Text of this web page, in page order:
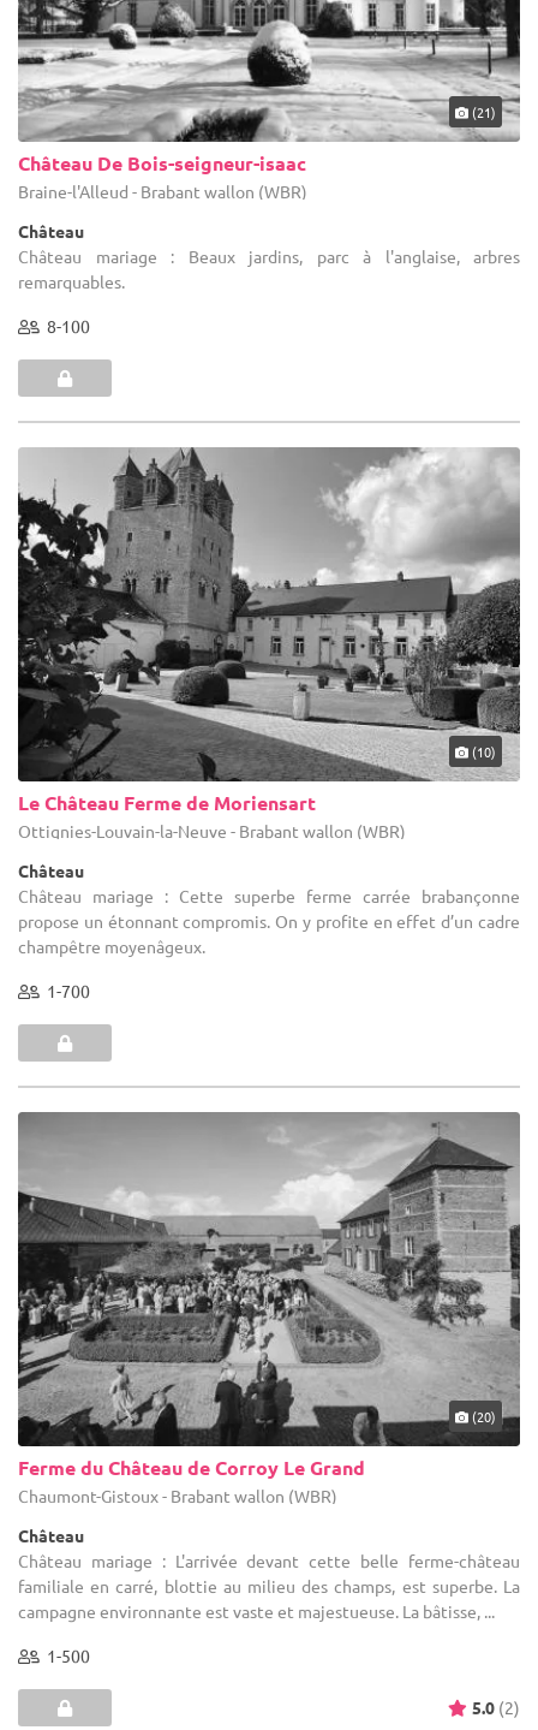
(21)
Château De Bois-seigneur-isaac
Braine-l'Alleud - Brabant wallon (WBR)
Château
Château mariage : Beaux jardins, parc à l'anglaise, arbres
remarquables.
8-100
(10)
Le Château Ferme de Moriensart
Ottignies-Louvain-la-Neuve - Brabant wallon (WBR)
Château
Château mariage : Cette superbe ferme carrée brabançonne
propose un étonnant compromis. On y profite en effet d’un cadre
champêtre moyenâgeux.
1-700
(20)
Ferme du Château de Corroy Le Grand
Chaumont-Gistoux - Brabant wallon (WBR)
Château
Château mariage : L'arrivée devant cette belle ferme-château
familiale en carré, blottie au milieu des champs, est superbe. La
campagne environnante est vaste et majestueuse. La bâtisse, ...
1-500
5.0 (2)